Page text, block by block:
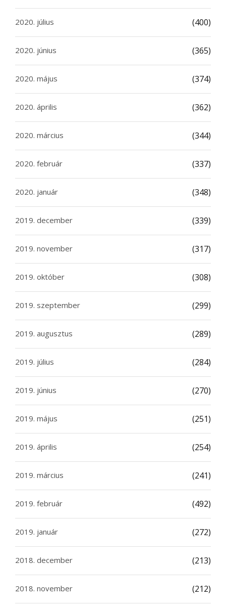
2020. július (400)
2020. június (365)
2020. május (374)
2020. április (362)
2020. március (344)
2020. február (337)
2020. január (348)
2019. december (339)
2019. november (317)
2019. október (308)
2019. szeptember (299)
2019. augusztus (289)
2019. július (284)
2019. június (270)
2019. május (251)
2019. április (254)
2019. március (241)
2019. február (492)
2019. január (272)
2018. december (213)
2018. november (212)